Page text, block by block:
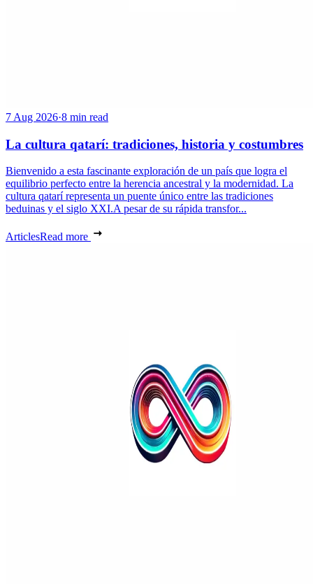
7 Aug 2026·8 min read
La cultura qatarí: tradiciones, historia y costumbres
Bienvenido a esta fascinante exploración de un país que logra el
equilibrio perfecto entre la herencia ancestral y la modernidad. La
cultura qatarí representa un puente único entre las tradiciones
beduinas y el siglo XXI.A pesar de su rápida transfor...
ArticlesRead more